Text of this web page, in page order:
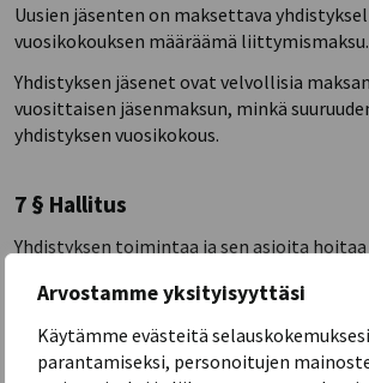
Arvostamme yksityisyyttäsi
Käytämme evästeitä selauskokemuksesi
parantamiseksi, personoitujen
Uusien jäsenten on maksettava
vuosikokouksen määräämä liittymismaksu.
Yhdistyksen jäsenet ovat velvollisia
vuosittaisen jäsenmaksun, minkä
yhdistyksen vuosikokous.
7 § Hallitus
Yhdistyksen toimintaa ja sen asioita
yhdistystä. Hallituksen jäsenet valitaan
kerrallaan siten, että heidän toimikautensa
yhdistyksen vuosikokouksen loppuun,
toimikautensa päättyy.